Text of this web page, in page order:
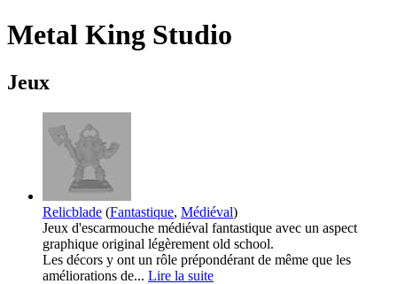
Metal King Studio
Jeux
Relicblade (Fantastique, Médiéval)
Jeux d'escarmouche médiéval fantastique avec un aspect
graphique original légèrement old school.
Les décors y ont un rôle prépondérant de même que les
améliorations de... Lire la suite